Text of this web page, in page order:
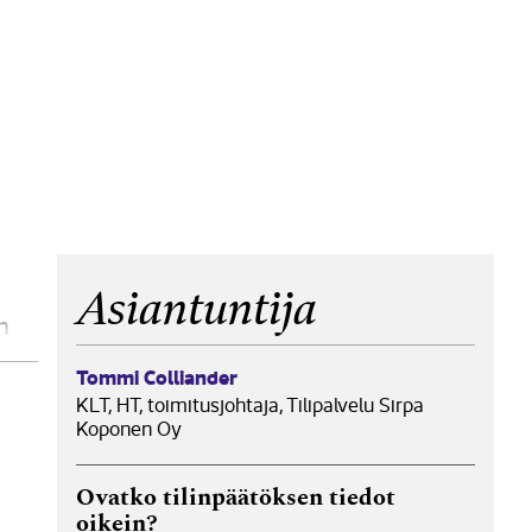
Asiantuntija
Tommi Colliander
KLT, HT, toimitusjohtaja, Tilipalvelu Sirpa
Koponen Oy
Ovatko tilinpäätöksen tiedot
oikein?